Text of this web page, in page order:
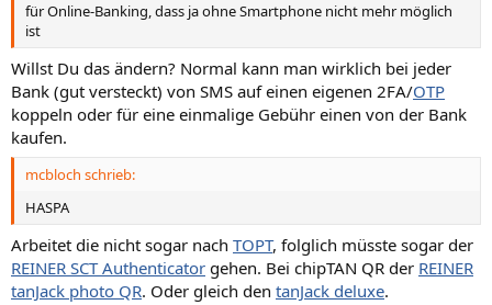
für Online-Banking, dass ja ohne Smartphone nicht mehr möglich
ist
Willst Du das ändern? Normal kann man wirklich bei jeder
Bank (gut versteckt) von SMS auf einen eigenen 2FA/OTP
koppeln oder für eine einmalige Gebühr einen von der Bank
kaufen.
mcbloch schrieb:
HASPA
Arbeitet die nicht sogar nach TOPT, folglich müsste sogar der
REINER SCT Authenticator gehen. Bei chipTAN QR der REINER
tanJack photo QR. Oder gleich den tanJack deluxe.